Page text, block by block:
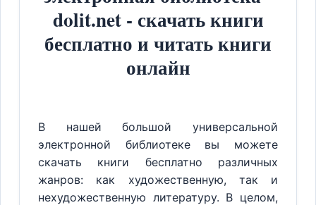
dolit.net - скачать книги
бесплатно и читать книги
онлайн
В нашей большой универсальной
электронной библиотеке вы можете
скачать книги бесплатно различных
жанров: как художественную, так и
нехудожественную литературу. В целом,